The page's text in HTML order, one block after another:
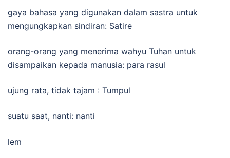
gaya bahasa yang digunakan dalam sastra untuk
mengungkapkan sindiran: Satire
orang-orang yang menerima wahyu Tuhan untuk
disampaikan kepada manusia: para rasul
ujung rata, tidak tajam : Tumpul
suatu saat, nanti: nanti
lem